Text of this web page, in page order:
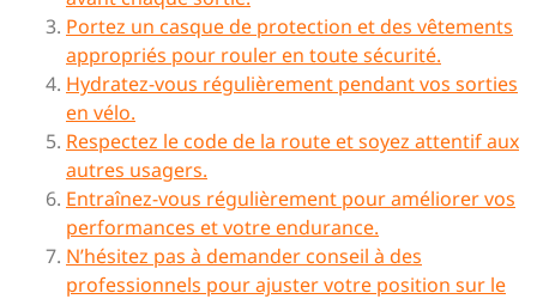
Portez un casque de protection et des vêtements
appropriés pour rouler en toute sécurité.
Hydratez-vous régulièrement pendant vos sorties
en vélo.
Respectez le code de la route et soyez attentif aux
autres usagers.
Entraînez-vous régulièrement pour améliorer vos
performances et votre endurance.
N’hésitez pas à demander conseil à des
professionnels pour ajuster votre position sur le